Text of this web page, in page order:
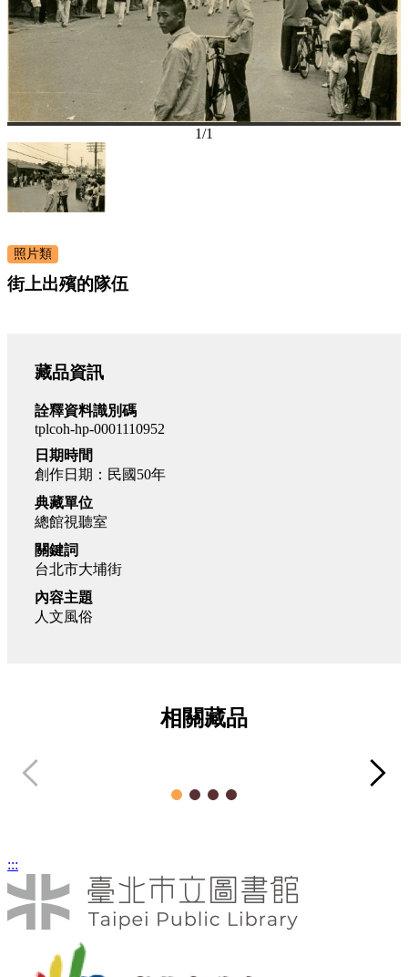
1/1
照片類
街上出殯的隊伍
藏品資訊
詮釋資料識別碼
tplcoh-hp-0001110952
日期時間
創作日期：民國50年
典藏單位
總館視聽室
關鍵詞
台北市大埔街
內容主題
人文風俗
相關藏品
:::